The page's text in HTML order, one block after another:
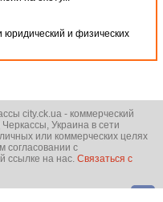
юридический и физических
city.ck.ua - коммерческий
Украина в сети
или коммерческих целях
согласовании с
ссылке на нас. Связаться с